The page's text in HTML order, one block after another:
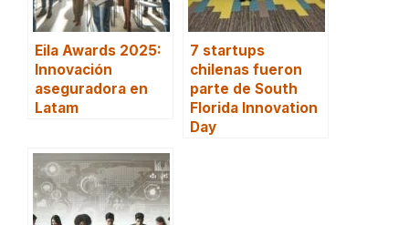
Eila Awards 2025:
Innovación
aseguradora en
Latam
7 startups
chilenas fueron
parte de South
Florida Innovation
Day